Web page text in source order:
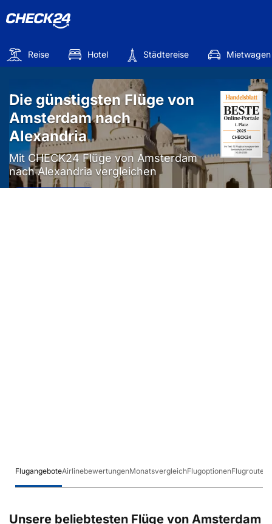
Reise Hotel Städtereise Mietwagen
Die günstigsten Flüge von
Amsterdam nach
Alexandria
Mit CHECK24 Flüge von Amsterdam
nach Alexandria vergleichen
FlugangeboteAirlinebewertungenMonatsvergleichFlugoptionenFlugrouten
Unsere beliebtesten Flüge von Amsterdam